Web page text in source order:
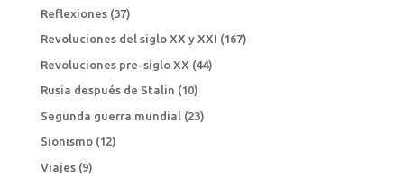
Reflexiones(37)
Revoluciones del siglo XX y XXI (167)
Revoluciones pre-siglo XX (44)
Rusia después de Stalin (10)
Segunda guerra mundial (23)
Sionismo(12)
Viajes(9)